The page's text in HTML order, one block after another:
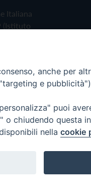
Italiana
(Istituto
anche per
e
puoi
chiudendo questa
nella cookie